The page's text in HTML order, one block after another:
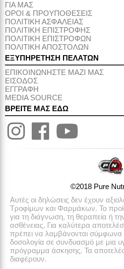
ΓΙΑ ΜΑΣ
ΟΡΟΙ & ΠΡΟΥΠΟΘΕΣΕΙΣ
ΠΟΛΙΤΙΚΗ ΑΣΦΑΛΕΙΑΣ
ΠΟΛΙΤΙΚΗ ΕΠΙΣΤΡΟΦΗΣ
ΠΟΛΙΤΙΚΗ ΕΠΙΣΤΡΟΦΩΝ
ΠΟΛΙΤΙΚΗ ΑΠΟΣΤΟΛΩΝ
ΕΞΥΠΗΡΕΤΗΣΗ ΠΕΛΑΤΩΝ
ΕΠΙΚΟΙΝΩΝΗΣΤΕ ΜΑΖΙ ΜΑΣ
ΕΙΣΟΔΟΣ
ΕΓΓΡΑΦΗ
MEDIA SOURCE
ΒΡΕΙΤΕ ΜΑΣ ΕΔΩ
©2018 Pure
Αυτές οι δηλώσεις δεν έχουν
Τροφίμων και Φαρμάκων. Το
για τη διάγνωση, τη θεραπεία ή
ασθένειας. Για καλύτερα
πρέπει να λαμβάνονται σύμφωνα
δοσολογία σε συνδυασμό με μια
πρόγραμμα άσκησης. Τα
διαφέρουν.